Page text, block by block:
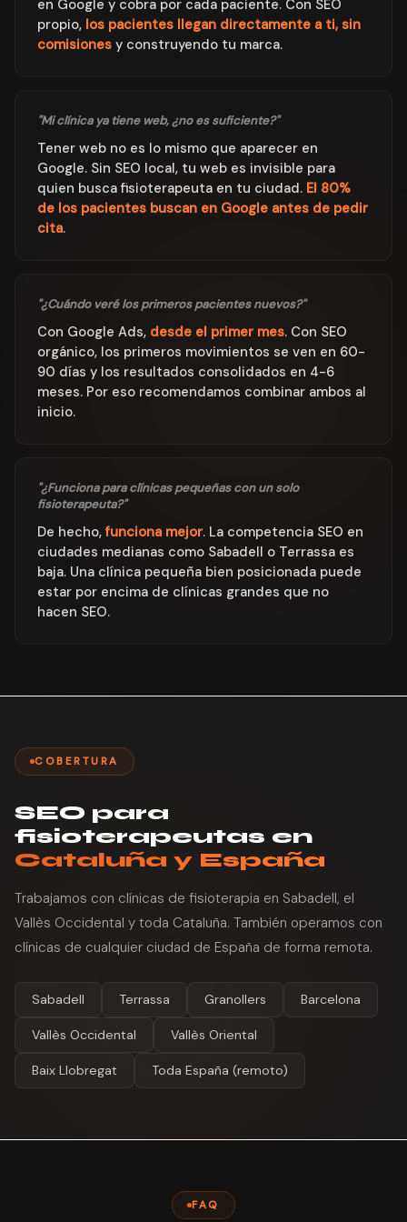
en Google y cobra por cada paciente. Con SEO
propio, los pacientes llegan directamente a ti, sin
comisiones y construyendo tu marca.
"Mi clínica ya tiene web, ¿no es suficiente?"
Tener web no es lo mismo que aparecer en
Google. Sin SEO local, tu web es invisible para
quien busca fisioterapeuta en tu ciudad. El 80%
de los pacientes buscan en Google antes de pedir
cita.
"¿Cuándo veré los primeros pacientes nuevos?"
Con Google Ads, desde el primer mes. Con SEO
orgánico, los primeros movimientos se ven en 60-
90 días y los resultados consolidados en 4-6
meses. Por eso recomendamos combinar ambos al
inicio.
"¿Funciona para clínicas pequeñas con un solo
fisioterapeuta?"
De hecho, funciona mejor. La competencia SEO en
ciudades medianas como Sabadell o Terrassa es
baja. Una clínica pequeña bien posicionada puede
estar por encima de clínicas grandes que no
hacen SEO.
COBERTURA
SEO para
fisioterapeutas en
Cataluña y España
Trabajamos con clínicas de fisioterapia en Sabadell, el
Vallès Occidental y toda Cataluña. También operamos con
clínicas de cualquier ciudad de España de forma remota.
Sabadell Terrassa Granollers Barcelona
Vallès Occidental Vallès Oriental
Baix Llobregat Toda España (remoto)
FAQ